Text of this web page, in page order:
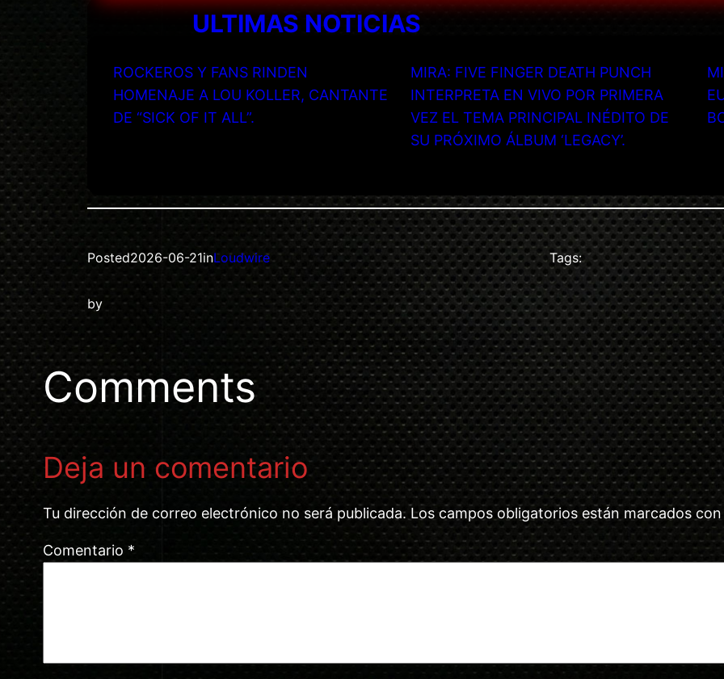
ULTIMAS NOTICIAS
ROCKEROS Y FANS RINDEN
HOMENAJE A LOU KOLLER, CANTANTE
DE “SICK OF IT ALL”.
MIRA: FIVE FINGER DEATH PUNCH
INTERPRETA EN VIVO POR PRIMERA
VEZ EL TEMA PRINCIPAL INÉDITO DE
SU PRÓXIMO ÁLBUM ‘LEGACY’.
Posted2026-06-21inLoudwire
by
Tags:
Comments
Deja un comentario
Tu dirección de correo electrónico no será publicada. Los campos obligatorios están marcados
Comentario *